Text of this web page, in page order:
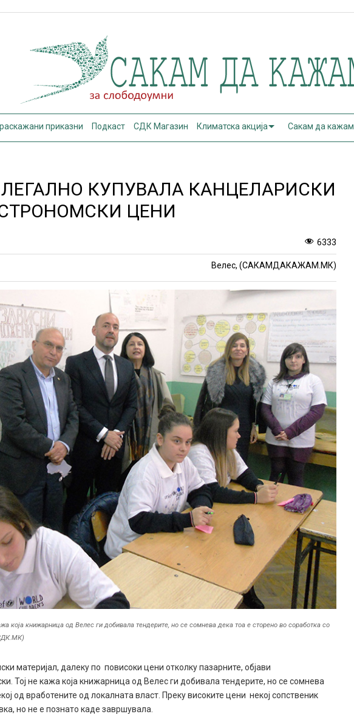
приказни Подкаст СДК Магазин Климатска акција Сакам да кажам
КУПУВАЛА КАНЦЕЛАРИСКИ
ЦЕНИ
6333
Велес, (САКАМДАКАЖАМ.МК)
која книжарница од Велес ги добивала тендерите, но се сомнева дека тоа е сторено во соработка со
материјал, далеку по повисоки цени отколку пазарните, објави
Toj не кажа која книжарница од Велес ги добивала тендерите, но се сомнева
од вработените од локалната власт. Преку високите цени некој сопственик
но не е познато каде завршувала.